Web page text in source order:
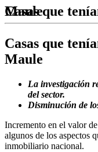
Casas que tenían un valor de 2.700 UF en el 2021, hoy sobrepasan las 4 mil Unidades de Fomento en su precio de venta en el Maule
Casas que
Maule
La investigación
del sector.
Disminución de
Incremento en el valor
algunos de los aspectos
inmobiliario nacional.